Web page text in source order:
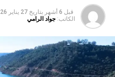
قبل 6 أشهر بتاريخ 27 يناير 2026
الكاتب: جواد الرامي